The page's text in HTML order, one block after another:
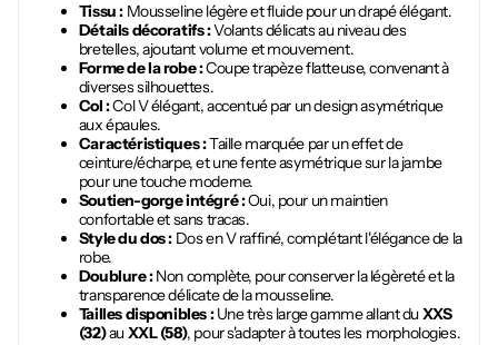
Tissu :Mousseline légère et fluide pour un drapé élégant.
Détails décoratifs :Volants délicats au niveau des
bretelles, ajoutant volume et mouvement.
Forme de la robe :Coupe trapèze flatteuse, convenant à
diverses silhouettes.
Col :Col V élégant, accentué par un design asymétrique
aux épaules.
Caractéristiques :Taille marquée par un effet de
ceinture/écharpe, et une fente asymétrique sur la jambe
pour une touche moderne.
Soutien-gorge intégré :Oui, pour un maintien
confortable et sans tracas.
Style du dos : Dos en V raffiné, complétant l'élégance de la
robe.
Doublure :Non complète, pour conserver la légèreté et la
transparence délicate de la mousseline.
Tailles disponibles :Une très large gamme allant duXXS
(32)auXXL (58), pour s'adapter à toutes les morphologies.